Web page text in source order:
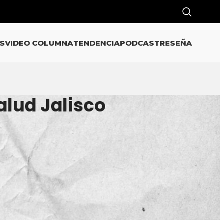
VIDEO COLUMNATENDENCIAPODCASTRESEÑA
Jalisco